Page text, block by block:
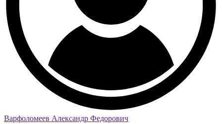
Варфоломеев Александр Федорович